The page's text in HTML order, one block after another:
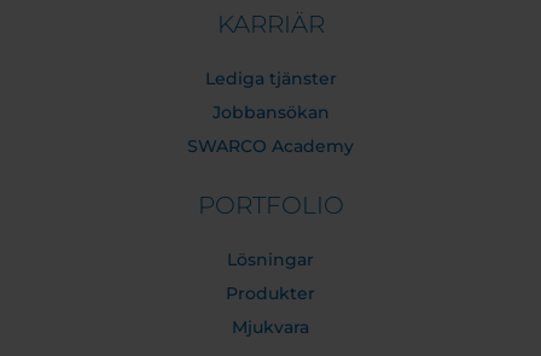
KARRIÄR
Lediga tjänster
Jobbansökan
SWARCO Academy
PORTFOLIO
Lösningar
Produkter
Mjukvara